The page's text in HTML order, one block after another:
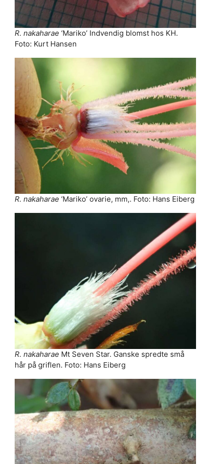
R. nakaharae ‘Mariko’ Indvendig blomst hos KH.
Foto: Kurt Hansen
R. nakaharae ‘Mariko’ ovarie, mm,. Foto: Hans Eiberg
R. nakaharae Mt Seven Star. Ganske spredte små
hår på griflen. Foto: Hans Eiberg